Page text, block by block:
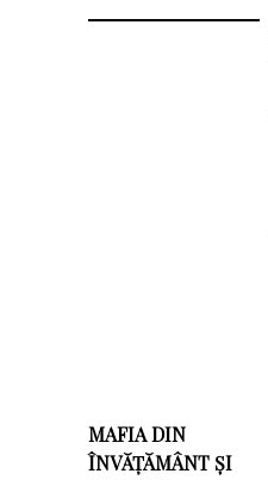
MAFIA DIN
ÎNVĂȚĂMÂNT ȘI